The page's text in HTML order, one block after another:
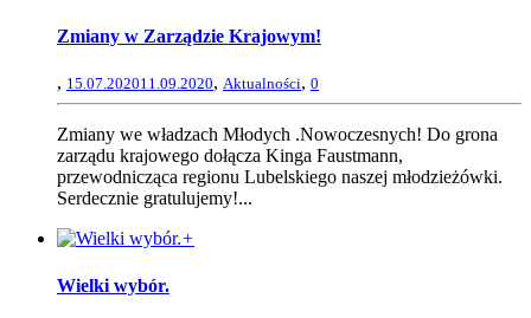
Zmiany w Zarządzie Krajowym!
, 15.07.202011.09.2020, Aktualności, 0
Zmiany we władzach Młodych .Nowoczesnych! Do grona
zarządu krajowego dołącza Kinga Faustmann,
przewodnicząca regionu Lubelskiego naszej młodzieżówki.
Serdecznie gratulujemy!...
+
Wielki wybór.